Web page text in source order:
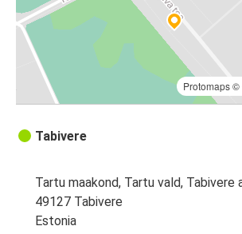
Protomaps©
Tabivere
Tartu maakond, Tartu vald, Tabivere
49127 Tabivere
Estonia